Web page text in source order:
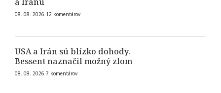
08. 08. 2026 12 komentárov
USA a Irán sú blízko dohody.
Bessent naznačil možný zlom
08. 08. 2026 7 komentárov